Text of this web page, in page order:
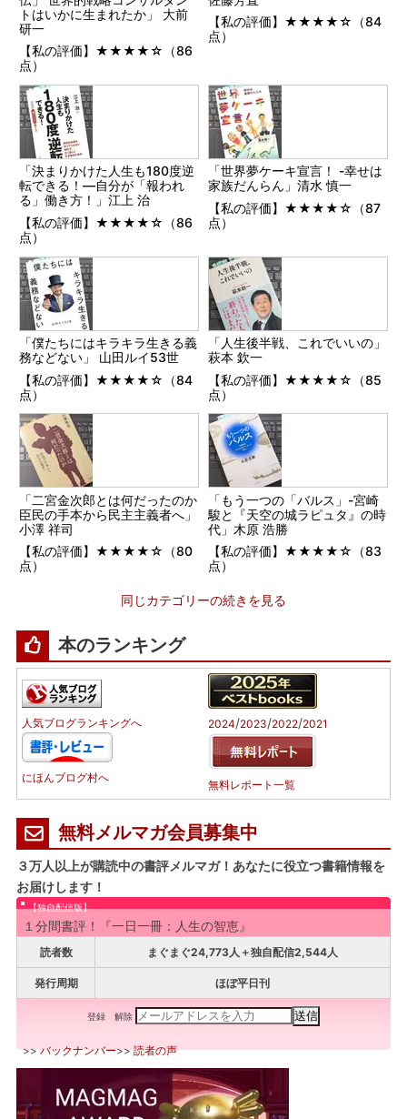
トはいかに生まれたか」 大前
研一
【私の評価】★★★★☆（86
点）
【私の評価】★★★★☆（84
点）
「決まりかけた人生も180度逆
転できる！―自分が「報われ
る」働き方！」江上 治
【私の評価】★★★★☆（86
点）
「世界夢ケーキ宣言！ -幸せは
家族だんらん」清水 慎一
【私の評価】★★★★☆（87
点）
「僕たちにはキラキラ生きる義
務などない」 山田ルイ53世
【私の評価】★★★★☆（84
点）
「人生後半戦、これでいいの」
萩本 欽一
【私の評価】★★★★☆（85
点）
「二宮金次郎とは何だったのか
臣民の手本から民主主義者へ」
小澤 祥司
【私の評価】★★★★☆（80
点）
「もう一つの「バルス」-宮崎
駿と『天空の城ラピュタ』の時
代」木原 浩勝
【私の評価】★★★★☆（83
点）
同じカテゴリーの続きを見る
本のランキング
人気ブログランキングへ
にほんブログ村へ
2024/2023/2022/2021
無料レポート一覧
無料メルマガ会員募集中
３万人以上が購読中の書評メルマガ！あなたに役立つ書籍情報を
お届けします！
【独自配信版】
１分間書評！『一日一冊：人生の智恵』
読者数 まぐまぐ24,773人＋独自配信2,544人
発行周期 ほぼ平日刊
登録 解除
>>バックナンバー>>読者の声